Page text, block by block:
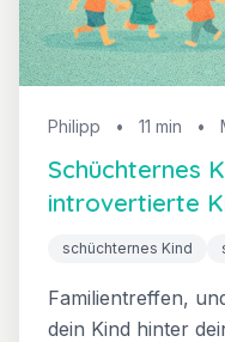
Philipp • 11 min •
Schüchternes
introvertierte
schüchternes Kind
Familientreffen,
dein Kind hinter